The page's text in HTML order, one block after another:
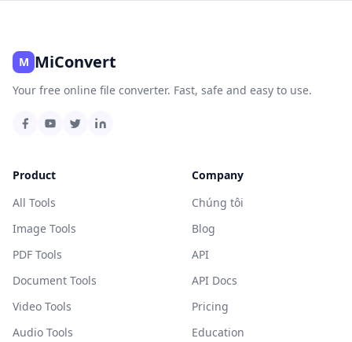
M MiConvert
Your free online file converter. Fast, safe and easy to use.
Product
All Tools
Image Tools
PDF Tools
Document Tools
Video Tools
Audio Tools
Company
Chúng tôi
Blog
API
API Docs
Pricing
Education